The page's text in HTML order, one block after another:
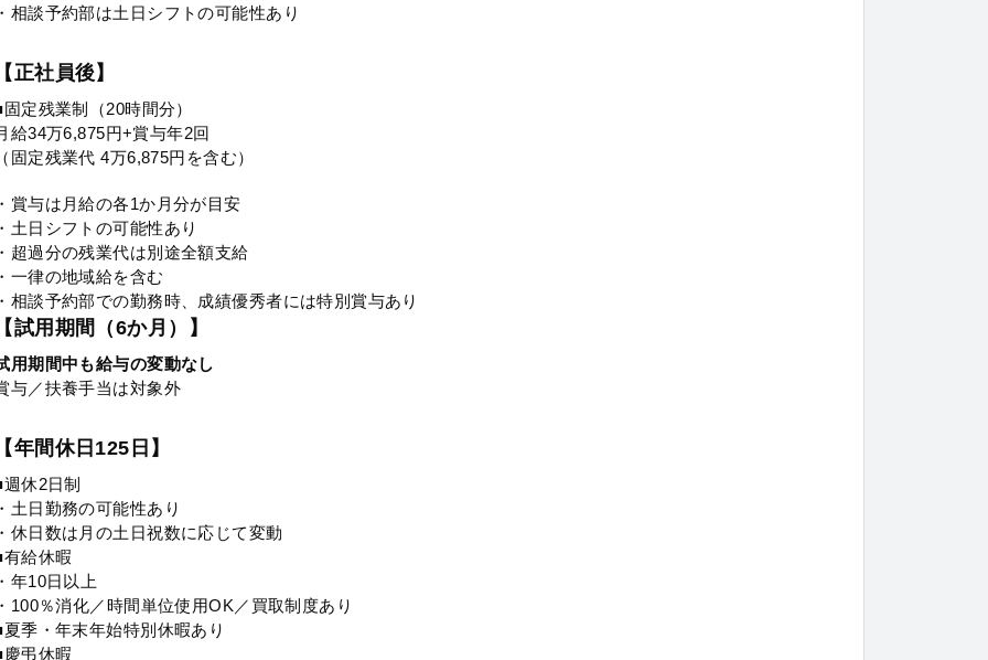
相談予約部は土日シフトの可能性あり
正社員後】
定残業制（20時間分）
給34万6,875円+賞与年2回
固定残業代 4万6,875円を含む）
賞与は月給の各1か月分が目安
土日シフトの可能性あり
超過分の残業代は別途全額支給
一律の地域給を含む
相談予約部での勤務時、成績優秀者には特別賞与あり
試用期間（6か月）】
用期間中も給与の変動なし
与／扶養手当は対象外
年間休日125日】
休2日制
土日勤務の可能性あり
休日数は月の土日祝数に応じて変動
有給休暇
年10日以上
100％消化／時間単位使用OK／買取制度あり
夏季・年末年始特別休暇あり
慶弔休暇